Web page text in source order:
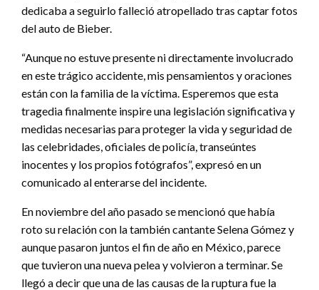
dedicaba a seguirlo falleció atropellado tras captar fotos
del auto de Bieber.
“Aunque no estuve presente ni directamente involucrado
en este trágico accidente, mis pensamientos y oraciones
están con la familia de la víctima. Esperemos que esta
tragedia finalmente inspire una legislación significativa y
medidas necesarias para proteger la vida y seguridad de
las celebridades, oficiales de policía, transeúntes
inocentes y los propios fotógrafos”, expresó en un
comunicado al enterarse del incidente.
En noviembre del año pasado se mencionó que había
roto su relación con la también cantante Selena Gómez y
aunque pasaron juntos el fin de año en México, parece
que tuvieron una nueva pelea y volvieron a terminar. Se
llegó a decir que una de las causas de la ruptura fue la